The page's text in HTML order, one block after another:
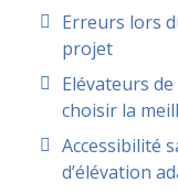
Erreurs lors
projet
Elévateurs
choisir la
Accessibilité
d’élévation